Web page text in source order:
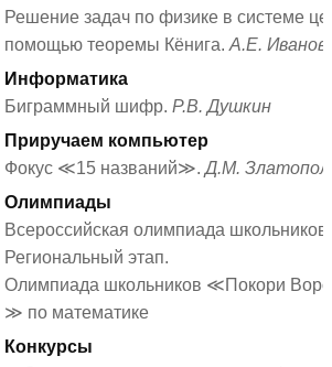
Решение задач по физике в системе
помощью теоремы Кёнига. А.Е. Иванов
Информатика
Биграммный шифр. Р.В. Душкин
Приручаем компьютер
Фокус ≪15 названий≫.Д.М.
Олимпиады
Всероссийская олимпиада
Региональный этап.
Олимпиада школьников ≪Покори
≫ по математике
Конкурсы